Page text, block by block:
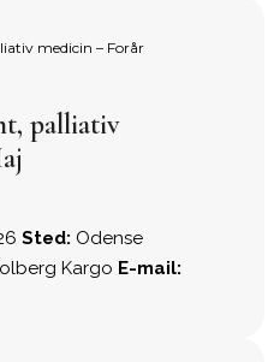
medicin – Forår
palliativ
Sted: Odense
Kargo E-mail: